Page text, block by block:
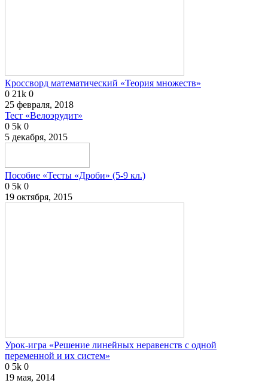
Кроссворд математический «Теория множеств»
0 21k 0
25 февраля, 2018
Тест «Велоэрудит»
0 5k 0
5 декабря, 2015
Пособие «Тесты «Дроби» (5-9 кл.)
0 5k 0
19 октября, 2015
Урок-игра «Решение линейных неравенств с одной
переменной и их систем»
0 5k 0
19 мая, 2014